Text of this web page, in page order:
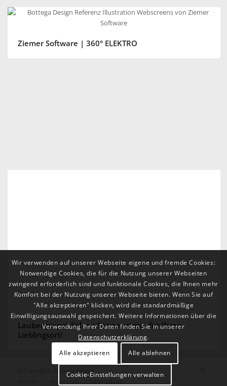
Ziemer Software | 360° ELEKTRO
Datenschutz
Wir verwenden auf unserer Webseite eigene und fremde Cookies:
Notwendige Cookies, die für die Nutzung unserer Webseiten
zwingend erforderlich sind und funktionale Cookies, die Ihnen mehr
Komfort bei der Nutzung unserer Webseite bieten. Wenn Sie auf
"Alle akzeptieren" klicken, wird die standardmäßige
Einwilligungsauswahl gespeichert. Weitere Informationen über die
Verwendung Ihrer Daten finden Sie in unserer
Datenschutzerklärung.
Alle akzeptieren
Alle ablehnen
Cookie-Einstellungen verwalten